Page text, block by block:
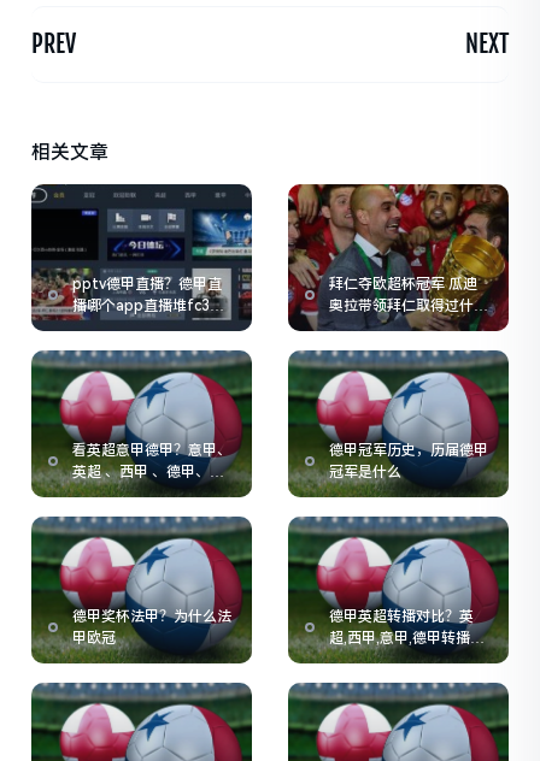
PREV NEXT
相关文章
pptv德甲直播？德甲直
播哪个app直播堆fc3典
tv
拜仁夺欧超杯冠军 瓜迪
奥拉带领拜仁取得过什么
冠军
看英超意甲德甲？意甲、
英超 、西甲 、德甲、法
甲各有些什么特点
德甲冠军历史，历届德甲
冠军是什么
德甲奖杯法甲？为什么法
甲欧冠
德甲英超转播对比？英
超,西甲,意甲,德甲转播费
用的情况如何